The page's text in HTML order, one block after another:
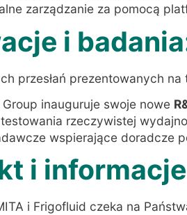
zarządzanie za pomocą
i
przesłań prezentowanych
inauguruje swoje nowe
rzeczywistej
wspierające doradcze
i informacje
i Frigofluid czeka na